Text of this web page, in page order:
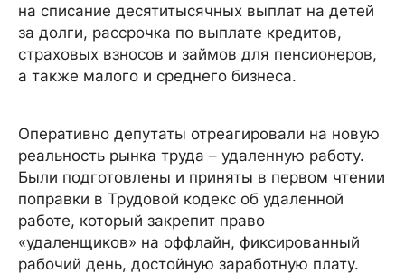
на списание десятитысячных выплат на детей
за долги, рассрочка по выплате кредитов,
страховых взносов и займов для пенсионеров,
а также малого и среднего бизнеса.
Оперативно депутаты отреагировали на новую
реальность рынка труда – удаленную работу.
Были подготовлены и приняты в первом чтении
поправки в Трудовой кодекс об удаленной
работе, который закрепит право
«удаленщиков» на оффлайн, фиксированный
рабочий день, достойную заработную плату.